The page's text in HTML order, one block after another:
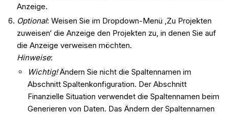
Anzeige.
Optional: Weisen Sie im Dropdown-Menü ‚Zu Projekten
zuweisen‘ die Anzeige den Projekten zu, in denen Sie auf
die Anzeige verweisen möchten.
Hinweise:
Wichtig!Ändern Sie nicht die Spaltennamen im
Abschnitt Spaltenkonfiguration. Der Abschnitt
Finanzielle Situation verwendet die Spaltennamen beim
Generieren von Daten. Das Ändern der Spaltennamen